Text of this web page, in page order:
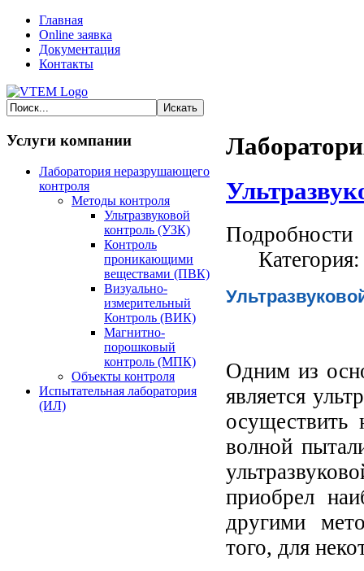
Главная
Online заявка
Документация
Контакты
Услуги компании
Лаборатория неразрушающего
контроля
Методы контроля
Ультразвуковой
контроль (УЗК)
Контроль
проникающими
веществами (ПВК)
Визуально-
измерительный
Контроль (ВИК)
Магнитно-
порошковый
контроль (МПК)
Объекты контроля
Испытательная лаборатория
(ИЛ)
Подробности
Одним из
является
осуществить
волной
приобрел
другими
того, для